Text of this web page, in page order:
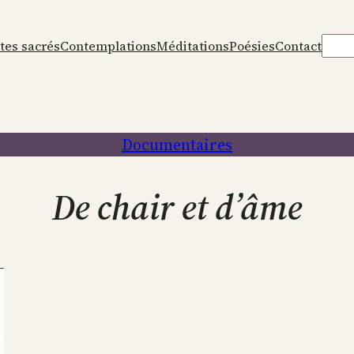
sacrésContemplationsMéditationsPoésiesContact
Documentaires
De chair et d’âme